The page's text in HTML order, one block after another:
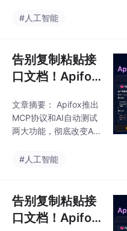
AI直接读取接口文档，
代码、测试用例和前后
端联调代码。配置过程
简单，只需获取API访问
中设置MCP服务器。AI
自动测试功能可智能生
成全面测试用例，覆盖
景。这些工具显著提升
动中解放
#人工智能
告别复制粘贴接
口文档！Apifox
测试，开发效率
直接翻倍
文章摘要： Apifox推出
MCP协议和AI自动测试
两大功能，彻底改变API
AI直接读取接口文档，
代码、测试用例和前后
端联调代码。配置过程
简单，只需获取API访问
#人工智能
告别复制粘贴接
口文档！Apifox